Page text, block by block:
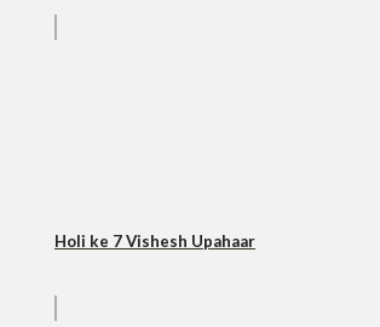
Holi ke 7 Vishesh Upahaar